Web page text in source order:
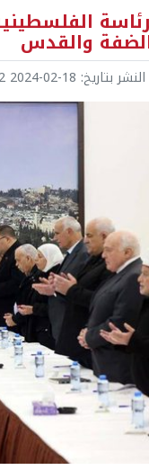
والقدس
بتاريخ: 2024-02-18 20:52